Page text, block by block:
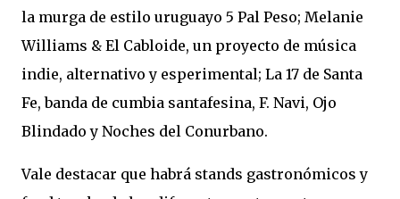
la murga de estilo uruguayo 5 Pal Peso; Melanie
Williams & El Cabloide, un proyecto de música
indie, alternativo y esperimental; La 17 de Santa
Fe, banda de cumbia santafesina, F. Navi, Ojo
Blindado y Noches del Conurbano.
Vale destacar que habrá stands gastronómicos y